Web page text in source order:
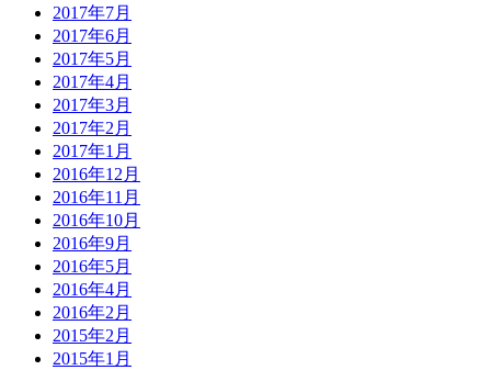
2017年7月
2017年6月
2017年5月
2017年4月
2017年3月
2017年2月
2017年1月
2016年12月
2016年11月
2016年10月
2016年9月
2016年5月
2016年4月
2016年2月
2015年2月
2015年1月